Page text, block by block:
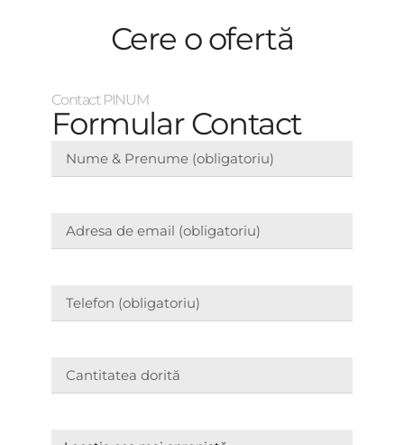
Cere o ofertă
Contact PINUM
Formular Contact